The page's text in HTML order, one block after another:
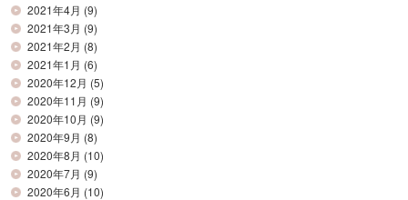
2021年4月 (9)
2021年3月 (9)
2021年2月 (8)
2021年1月 (6)
2020年12月 (5)
2020年11月 (9)
2020年10月 (9)
2020年9月 (8)
2020年8月 (10)
2020年7月 (9)
2020年6月 (10)